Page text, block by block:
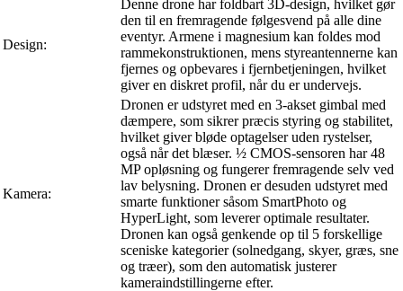
Design:
Denne drone har foldbart 3D-design, hvilket gør
den til en fremragende følgesvend på alle dine
eventyr. Armene i magnesium kan foldes mod
rammekonstruktionen, mens styreantennerne kan
fjernes og opbevares i fjernbetjeningen, hvilket
giver en diskret profil, når du er undervejs.
Kamera:
Dronen er udstyret med en 3-akset gimbal med
dæmpere, som sikrer præcis styring og stabilitet,
hvilket giver bløde optagelser uden rystelser,
også når det blæser. ½ CMOS-sensoren har 48
MP opløsning og fungerer fremragende selv ved
lav belysning. Dronen er desuden udstyret med
smarte funktioner såsom SmartPhoto og
HyperLight, som leverer optimale resultater.
Dronen kan også genkende op til 5 forskellige
sceniske kategorier (solnedgang, skyer, græs, sne
og træer), som den automatisk justerer
kameraindstillingerne efter.